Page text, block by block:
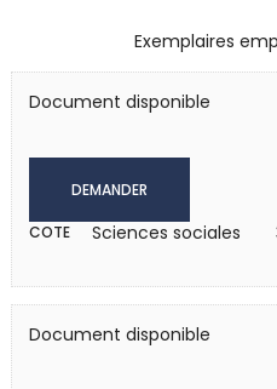
Exemplaires
Document disponible
DEMANDER
COTE Sciences sociales
Document disponible